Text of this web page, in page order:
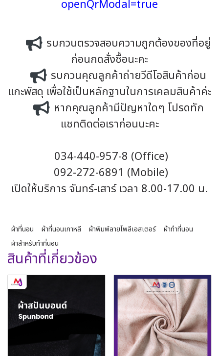
openQrModal=true
รบกวนตรวจสอบความถูกต้องของที่อยู่
ก่อนกดสั่งซื้อนะคะ
รบกวนคุณลูกค้าถ่ายวีดีโอสินค้าก่อน
แกะพัสดุ เพื่อใช้เป็นหลักฐานในการเคลมสินค้าค่ะ
หากคุณลูกค้ามีปัญหาใดๆ โปรดทัก
แชทติดต่อเราก่อนนะคะ
034-440-957-8 (Office)
092-272-6891 (Mobile)
เปิดให้บริการ จันทร์-เสาร์ เวลา 8.00-17.00 น.
ผ้าที่นอน ผ้าที่นอนเกาหลี ผ้าพิมพ์ลายโพลีเอสเตอร์
ผ้าทำที่นอน
ผ้าสำหรับทำที่นอน
สินค้าที่เกี่ยวข้อง